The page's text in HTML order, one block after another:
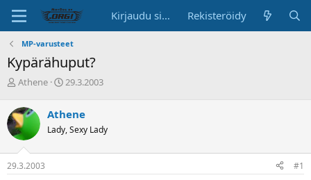
Kirjaudu sisään Rekisteröidy
MP-varusteet
Kypärähuput?
K
s
k
u
s
t
e
Athene
A
i
t
s
29.3.2003
Athene
Lady, Sexy Lady
29.3.2003 #1